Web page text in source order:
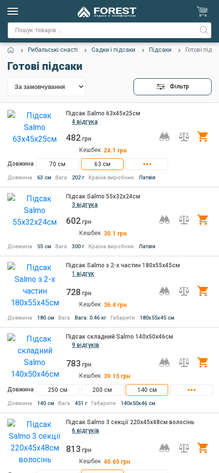
Рибальські снасті Садки і підсаки Підсаки Готові
Готові підсаки
Фільтр
4 відгука
Підсак Salmo 63х45х25см
482 грн
Кешбек 24.1 грн
Довжина
70 см 63 см
Довжина 63 см Вага 202 г Країна виробник Латвія
3 відгука
Підсак Salmo 55х32х24см
602 грн
Кешбек 30.1 грн
Довжина 55 см Вага 300 г Країна виробник Латвія
1 відгук
Підсак Salmo з 2-х частин 180х55х45см
728 грн
Кешбек 36.4 грн
Довжина 180 см Вага Вага: 0.46 кг Габарити 180х55x45 см
9 відгуків
Підсак складний Salmo 140х50х46см
783 грн
Кешбек 39.15 грн
Довжина
250 см 200 см 140 см
Довжина 140 см Вага 451 г Габарити 140х50x46 см
6 відгуків
Підсак Salmo 3 секції 220х45x48см волосінь
813 грн
Кешбек40.65 грн